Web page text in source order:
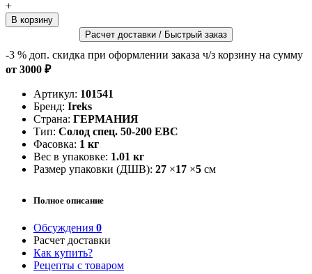
+
Расчет доставки / Быстрый заказ
-3 % доп. скидка при оформлении заказа ч/з корзину на сумму
от 3000 ₽
Артикул: 101541
Бренд: Ireks
Страна: ГЕРМАНИЯ
Тип: Солод спец. 50-200 EBC
Фасовка: 1 кг
Вес в упаковке: 1.01 кг
Размер упаковки (ДШВ): 27 ×17 ×5 см
Полное описание
Обсуждения 0
Расчет доставки
Как купить?
Рецепты с товаром